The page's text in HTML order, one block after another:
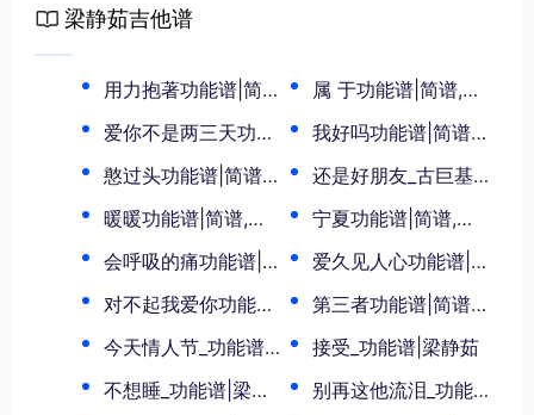
梁静茹吉他谱
用力抱著功能谱|简谱,梁静茹
属 于功能谱|简谱,梁静茹
爱你不是两三天功能谱|简谱,梁静茹
我好吗功能谱|简谱,梁静茹
憨过头功能谱|简谱,梁静茹
还是好朋友_古巨基功能谱|简谱,梁静茹
暖暖功能谱|简谱,梁静茹
宁夏功能谱|简谱,梁静茹
会呼吸的痛功能谱|简谱,梁静茹
爱久见人心功能谱|简谱,梁静茹
对不起我爱你功能谱|简谱,梁静茹
第三者功能谱|简谱,梁静茹
今天情人节_功能谱|梁静茹
接受_功能谱|梁静茹
不想睡_功能谱|梁静茹
别再这他流泪_功能谱|梁静茹